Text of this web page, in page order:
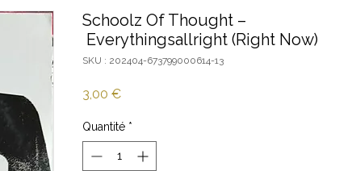
Schoolz Of Thought ‎–
Everythingsallright (Right Now)
SKU : 202404-673799000614-13
3,00 €Prix
Quantité *